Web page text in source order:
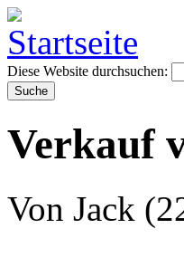
Diese Website durchsuchen:
Verkauf
Von Jack